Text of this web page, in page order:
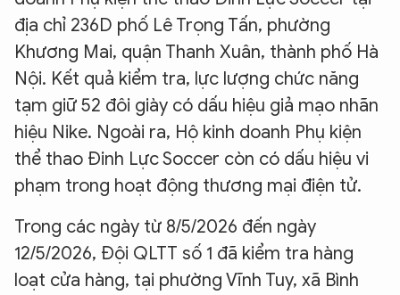
địa chỉ 236D phố Lê Trọng Tấn, phường
Khương Mai, quận Thanh Xuân, thành phố Hà
Nội. Kết quả kiểm tra, lực lượng chức năng
tạm giữ 52 đôi giày có dấu hiệu giả mạo nhãn
hiệu Nike. Ngoài ra, Hộ kinh doanh Phụ kiện
thể thao Đinh Lực Soccer còn có dấu hiệu vi
phạm trong hoạt động thương mại điện tử.
Trong các ngày từ 8/5/2026 đến ngày
12/5/2026, Đội QLTT số 1 đã kiểm tra hàng
loạt cửa hàng, tại phường Vĩnh Tuy, xã Bình